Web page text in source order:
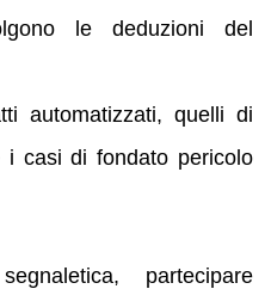
le deduzioni del
automatizzati, quelli di
i casi di fondato pericolo
partecipare